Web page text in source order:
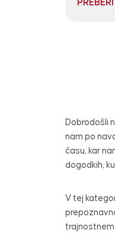
Dobrodošli
nam po
času, kar
dogodkih,
V tej
trajnostnem